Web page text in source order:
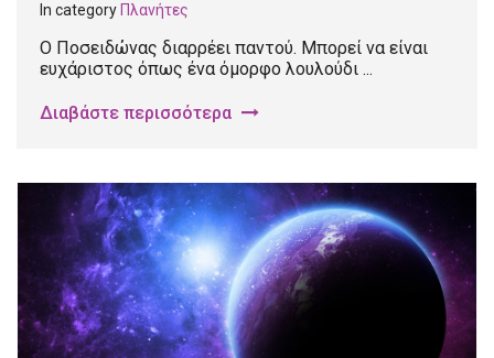
In category Πλανήτες
Ο Ποσειδώνας διαρρέει παντού. Μπορεί να είναι
ευχάριστος όπως ένα όμορφο λουλούδι ...
Διαβάστε περισσότερα